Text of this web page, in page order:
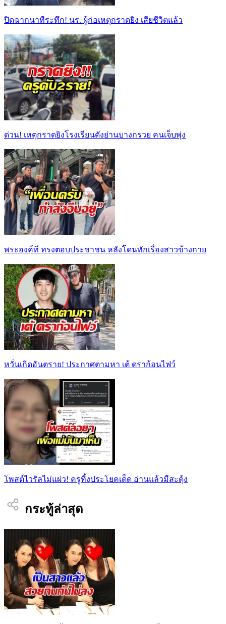
ปิดฉากนาทีระทึก! นร. ผู้ก่อเหตุกราดยิง เสียชีวิตแล้ว
ด่วน! เหตุกราดยิงโรงเรียนดังย่านบางกรวย คนเจ็บพุ่ง
พระองค์ที ทรงตอบประชาชน หลังโดนทักเรื่องสาวข้างกาย
หวั่นเกิดอันตราย! ประกาศตามหา เต้ ดราก้อนไฟว์
โพสต์ไวรัลไม่แผ่ว! ครูทิ้งประโยคเด็ด อ่านแล้วมีสะดุ้ง
กระทู้ล่าสุด